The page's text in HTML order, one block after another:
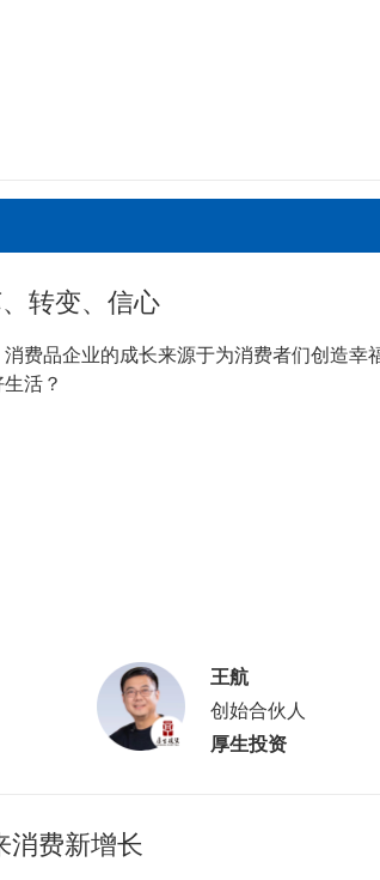
转变、信心
费品企业的成长来源于为消费者们创造
活？
王航
创始合伙人
厚生投资
消费新增长